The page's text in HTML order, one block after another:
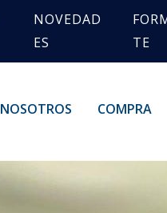
NOVEDAD
ES
TE
NOSOTROS COMPRA